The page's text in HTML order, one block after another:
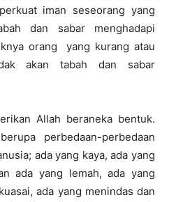
iman seseorang yang
dan sabar menghadapi
orang yang kurang atau
akan tabah dan sabar
Allah beraneka bentuk.
perbedaan-perbedaan
ada yang kaya, ada yang
ada yang lemah, ada yang
ada yang menindas dan